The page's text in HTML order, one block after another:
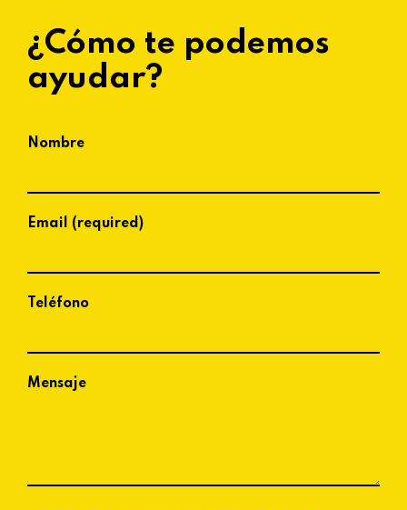
¿Cómo te podemos
ayudar?
Nombre
Email (required)
Teléfono
Mensaje